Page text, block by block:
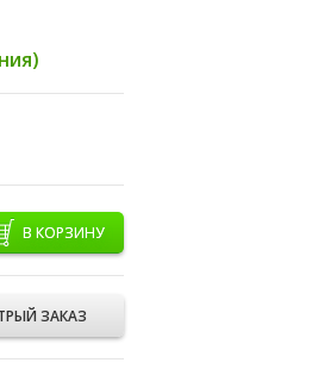
В КОРЗИНУ
ЗАКАЗ